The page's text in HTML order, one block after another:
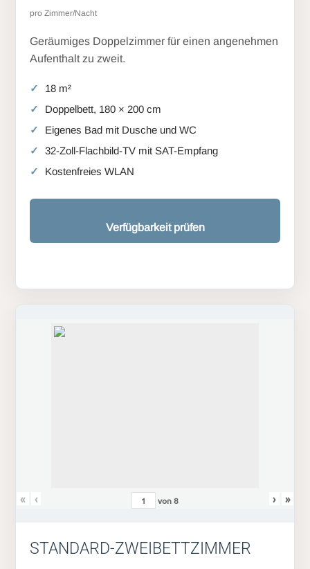
pro Zimmer/Nacht
Geräumiges Doppelzimmer für einen angenehmen
Aufenthalt zu zweit.
18 m²
Doppelbett, 180 × 200 cm
Eigenes Bad mit Dusche und WC
32-Zoll-Flachbild-TV mit SAT-Empfang
Kostenfreies WLAN
Verfügbarkeit prüfen
« ‹ von8 › »
STANDARD-ZWEIBETTZIMMER